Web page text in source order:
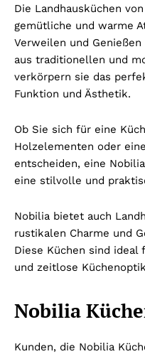
Die Landhausküchen
gemütliche und warme
Verweilen und
aus traditionellen und
verkörpern sie das
Funktion und Ästhetik.
Ob Sie sich für eine
Holzelementen oder
entscheiden, eine
eine stilvolle und
Nobilia bietet auch
rustikalen Charme und
Diese Küchen sind
und zeitlose
Nobilia
Kunden, die Nobilia